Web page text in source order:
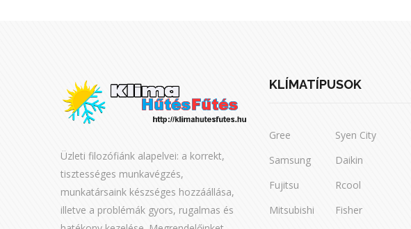
Üzleti filozófiánk alapelvei: a korrekt,
tisztességes munkavégzés,
munkatársaink készséges hozzáállása,
illetve a problémák gyors, rugalmas és
KLÍMATÍPUSOK
Gree
Samsung
Fujitsu
Mitsubishi
Syen City
Daikin
Rcool
Fisher